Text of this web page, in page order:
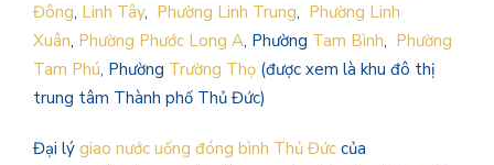
Đông, Linh Tây, Phường Linh Trung, Phường Linh
Xuân, Phường Phước Long A, Phường Tam Bình, Phường
Tam Phú, Phường Trường Thọ (được xem là khu đô thị
trung tâm Thành phố Thủ Đức)
Đại lý giao nước uống đóng bình Thủ Đức của